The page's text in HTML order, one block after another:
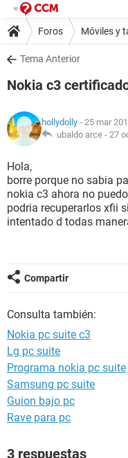
Foros Móviles y
Tema Anterior
Nokia c3
hollydolly - 25 mar
ubaldo arce - 27
Hola,
borre porque no sabia
nokia c3 ahora no
podria recuperarlos xfii
intentado d todas
Compartir
Consulta también:
Nokia pc suite c3
Lg pc suite
Programa nokia pc suite
Samsung pc suite
Guion bajo pc
Rave para pc
3 respuestas